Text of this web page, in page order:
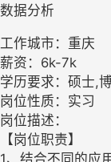
数据分析
工作城市：重庆
薪资：6k-7k
学历要求：硕士,
岗位性质：实习
岗位描述：
【岗位职责】
1、结合不同的应